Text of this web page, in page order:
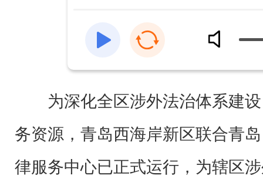
为深化全区涉外法治体系建
务资源，青岛西海岸新区联合青
律服务中心已正式运行，为辖区